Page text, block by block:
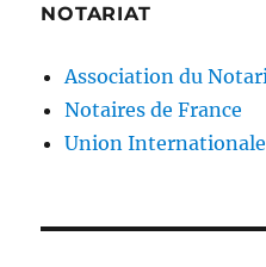
NOTARIAT
Association du
Notaires de France
Union